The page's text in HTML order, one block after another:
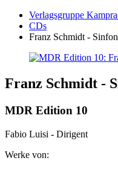
Verlagsgruppe
CDs
Franz Schmidt -
Franz Schmidt -
MDR Edition 10
Fabio Luisi - Dirigent
Werke von: